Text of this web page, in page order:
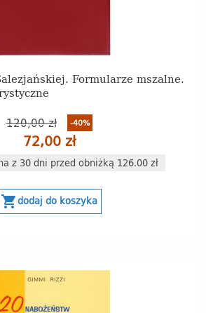
Formularze mszalne.
120,00 zł -40%
72,00 zł
z 30 dni przed obniżką 126.00 zł
shopping_cartdodaj do koszyka